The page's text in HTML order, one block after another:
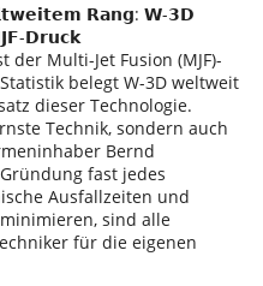
𝗥𝗮𝗻𝗴: 𝗪-𝟯𝗗
𝗗𝗿𝘂𝗰𝗸
der Multi-Jet Fusion (MJF)-
belegt W-3D weltweit
dieser Technologie.
Technik, sondern auch
Bernd
fast jedes
Ausfallzeiten und
sind alle
für die eigenen